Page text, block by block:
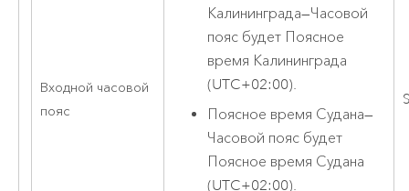
Входной часовой
пояс
Калининграда—Часовой
пояс будет Поясное
время Калининграда
(UTC+02:00).
Поясное время Судана—
Часовой пояс будет
Поясное время Судана
(UTC+02:00).